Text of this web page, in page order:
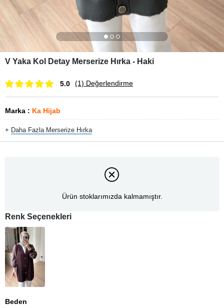
V Yaka Kol Detay Merserize Hırka - Haki
5.0 (1) Değerlendirme
Marka : Ka Hijab
+ Daha Fazla Merserize Hırka
Ürün stoklarımızda kalmamıştır.
Renk Seçenekleri
Beden